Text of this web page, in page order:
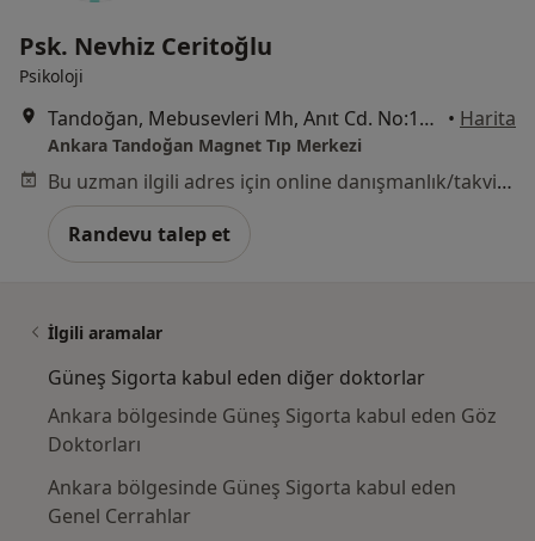
Psk. Nevhiz Ceritoğlu
Psikoloji
Tandoğan, Mebusevleri Mh, Anıt Cd. No:12 Çankaya, Ankara • Harita
Ankara Tandoğan Magnet Tıp Merkezi
Bu uzman ilgili adres için online danışmanlık/takvim sunmuyor.
Randevu talep et
İlgili aramalar
Güneş Sigorta kabul eden diğer doktorlar
Ankara bölgesinde Güneş Sigorta kabul eden Göz
Doktorları
Ankara bölgesinde Güneş Sigorta kabul eden
Genel Cerrahlar